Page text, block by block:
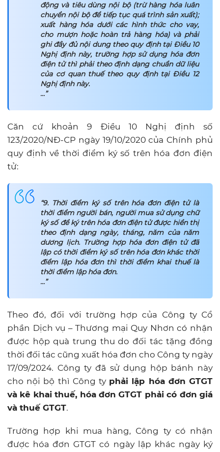
động và tiêu dùng nội bộ (trừ hàng hóa luân
chuyển nội bộ để tiếp tục quá trình sản xuất);
xuất hàng hóa dưới các hình thức cho vay,
cho mượn hoặc hoàn trả hàng hóa) và phải
ghi đầy đủ nội dung theo quy định tại Điều 10
Nghị định này, trường hợp sử dụng hóa đơn
điện tử thì phải theo định dạng chuẩn dữ liệu
của cơ quan thuế theo quy định tại Điều 12
Nghị định này.
…”
Căn cứ khoản 9 Điều 10 Nghị định số
123/2020/NĐ-CP ngày 19/10/2020 của Chính phủ
quy định về thời điểm ký số trên hóa đơn điện
tử:
“9. Thời điểm ký số trên hóa đơn điện tử là
thời điểm người bán, người mua sử dụng chữ
ký số để ký trên hóa đơn điện tử được hiển thị
theo định dạng ngày, tháng, năm của năm
dương lịch. Trường hợp hóa đơn điện tử đã
lập có thời điểm ký số trên hóa đơn khác thời
điểm lập hóa đơn thì thời điểm khai thuế là
thời điểm lập hóa đơn.
…”
Theo đó, đối với trường hợp của Công ty Cổ
phần Dịch vụ – Thương mại Quy Nhơn có nhận
được hộp quà trung thu do đối tác tặng đồng
thời đối tác cũng xuất hóa đơn cho Công ty ngày
17/09/2024. Công ty đã sử dụng hộp bánh này
cho nội bộ thì Công ty phải lập hóa đơn GTGT
và kê khai thuế, hóa đơn GTGT phải có đơn giá
và thuế GTGT.
Trường hợp khi mua hàng, Công ty có nhận
được hóa đơn GTGT có ngày lập khác ngày ký